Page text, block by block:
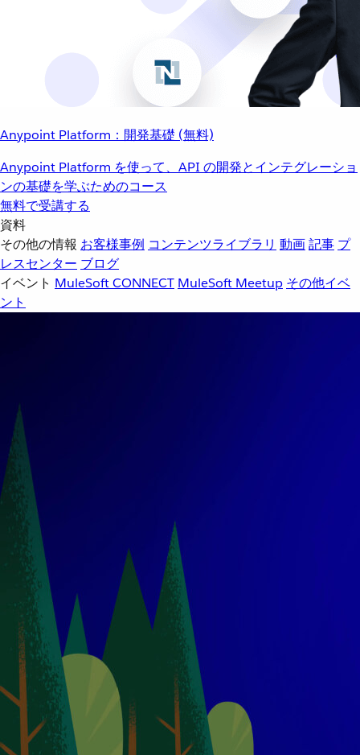
Anypoint Platform：開発基礎 (無料)
Anypoint Platform を使って、API の開発とインテグレーショ
ンの基礎を学ぶためのコース
無料で受講する
資料
その他の情報 お客様事例 コンテンツライブラリ 動画記事 プ
レスセンター ブログ
イベント MuleSoft CONNECT MuleSoft Meetup その他イベ
ント